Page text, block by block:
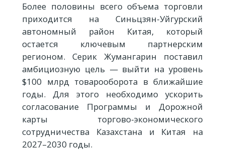
Более половины всего объема торговли
приходится на Синьцзян-Уйгурский
автономный район Китая, который
остается ключевым партнерским
регионом. Серик Жумангарин поставил
амбициозную цель — выйти на уровень
$100 млрд товарооборота в ближайшие
годы. Для этого необходимо ускорить
согласование Программы и Дорожной
карты торгово-экономического
сотрудничества Казахстана и Китая на
2027–2030 годы.